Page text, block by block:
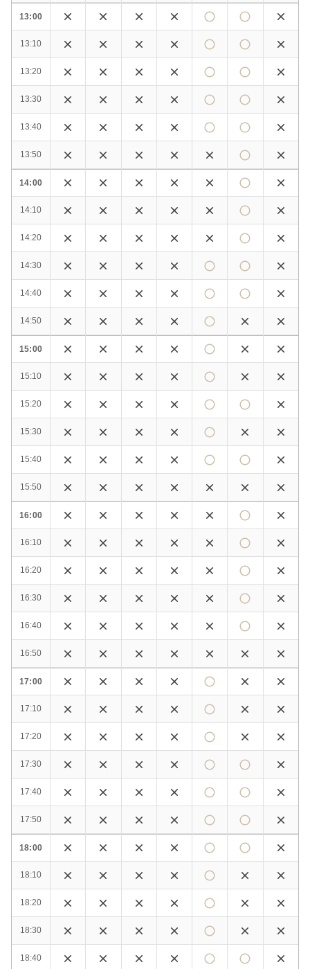
13:00
13:10
13:20
13:30
13:40
13:50
14:00
14:10
14:20
14:30
14:40
14:50
15:00
15:10
15:20
15:30
15:40
15:50
16:00
16:10
16:20
16:30
16:40
16:50
17:00
17:10
17:20
17:30
17:40
17:50
18:00
18:10
18:20
18:30
18:40